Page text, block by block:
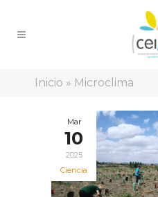
Inicio » Microclima
Mar
10
2025
Ciencia